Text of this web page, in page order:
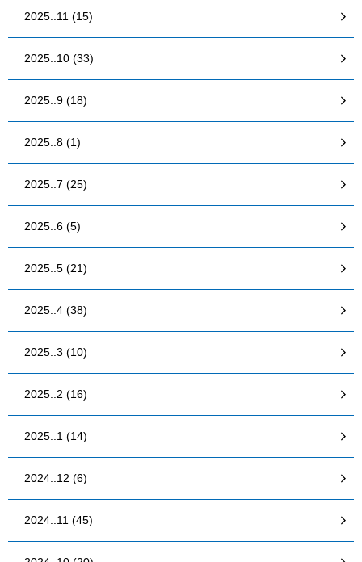
2025..11 (15)
2025..10 (33)
2025..9 (18)
2025..8 (1)
2025..7 (25)
2025..6 (5)
2025..5 (21)
2025..4 (38)
2025..3 (10)
2025..2 (16)
2025..1 (14)
2024..12 (6)
2024..11 (45)